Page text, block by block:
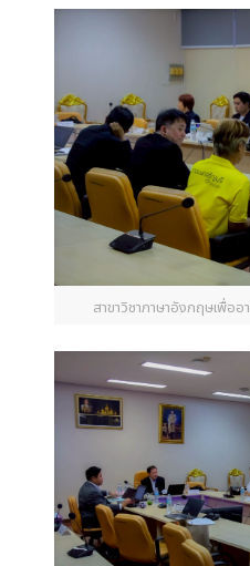
สาขาวิชาภาษาอังกฤษเพื่อ